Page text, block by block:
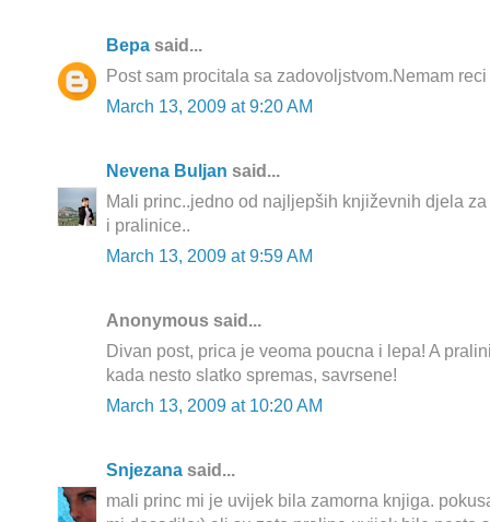
Вера said...
Post sam procitala sa zadovoljstvom.Nemam
March 13, 2009 at 9:20 AM
Nevena Buljan said...
Mali princ..jedno od najljepših književnih djela
i pralinice..
March 13, 2009 at 9:59 AM
Anonymous said...
Divan post, prica je veoma poucna i lepa! A
kada nesto slatko spremas, savrsene!
March 13, 2009 at 10:20 AM
Snjezana said...
mali princ mi je uvijek bila zamorna knjiga.